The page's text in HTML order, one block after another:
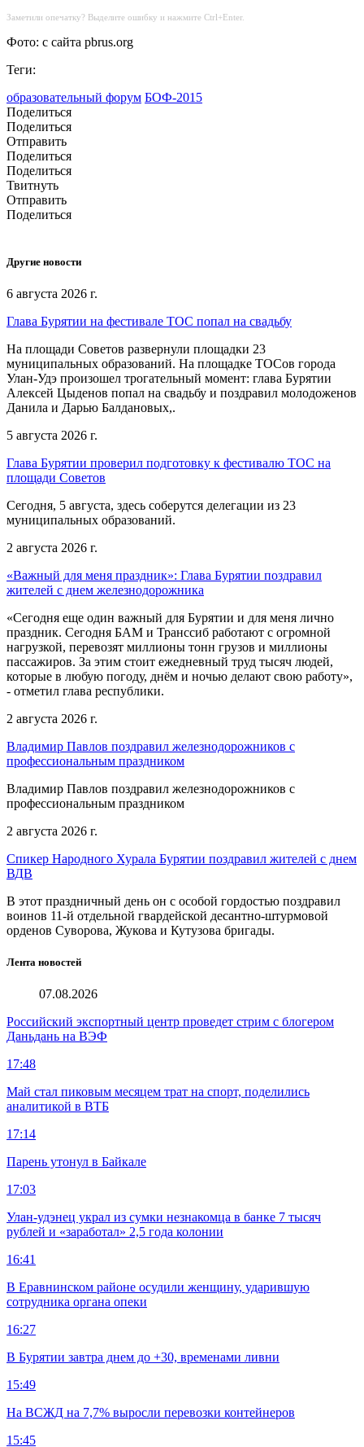
Заметили опечатку? Выделите ошибку и нажмите Ctrl+Enter.
Фото: с сайта pbrus.org
Теги:
образовательный форум БОФ-2015
Поделиться
Поделиться
Отправить
Поделиться
Поделиться
Твитнуть
Отправить
Поделиться
Другие новости
6 августа 2026 г.
Глава Бурятии на фестивале ТОС попал на свадьбу
На площади Советов развернули площадки 23
муниципальных образований. На площадке ТОСов города
Улан-Удэ произошел трогательный момент: глава Бурятии
Алексей Цыденов попал на свадьбу и поздравил молодоженов
Данила и Дарью Балдановых,.
5 августа 2026 г.
Глава Бурятии проверил подготовку к фестивалю ТОС на
площади Советов
Сегодня, 5 августа, здесь соберутся делегации из 23
муниципальных образований.
2 августа 2026 г.
«Важный для меня праздник»: Глава Бурятии поздравил
жителей с днем железнодорожника
«Сегодня еще один важный для Бурятии и для меня лично
праздник. Сегодня БАМ и Транссиб работают с огромной
нагрузкой, перевозят миллионы тонн грузов и миллионы
пассажиров. За этим стоит ежедневный труд тысяч людей,
которые в любую погоду, днём и ночью делают свою работу»,
- отметил глава республики.
2 августа 2026 г.
Владимир Павлов поздравил железнодорожников с
профессиональным праздником
Владимир Павлов поздравил железнодорожников с
профессиональным праздником
2 августа 2026 г.
Спикер Народного Хурала Бурятии поздравил жителей с днем
ВДВ
В этот праздничный день он с особой гордостью поздравил
воинов 11-й отдельной гвардейской десантно-штурмовой
орденов Суворова, Жукова и Кутузова бригады.
Лента новостей
07.08.2026
Российский экспортный центр проведет стрим с блогером
Даньдань на ВЭФ
17:48
Май стал пиковым месяцем трат на спорт, поделились
аналитикой в ВТБ
17:14
Парень утонул в Байкале
17:03
Улан-удэнец украл из сумки незнакомца в банке 7 тысяч
рублей и «заработал» 2,5 года колонии
16:41
В Еравнинском районе осудили женщину, ударившую
сотрудника органа опеки
16:27
В Бурятии завтра днем до +30, временами ливни
15:49
На ВСЖД на 7,7% выросли перевозки контейнеров
15:45